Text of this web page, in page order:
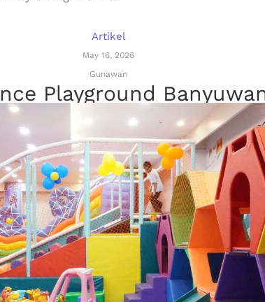
Artikel
May 16, 2026
Gunawan
Playground